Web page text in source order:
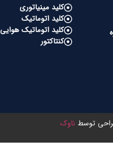
کلید مینیاتوری
کلید اتوماتیک
کلید اتوماتیک هوایی
کنتاکتور
توسط ناوک